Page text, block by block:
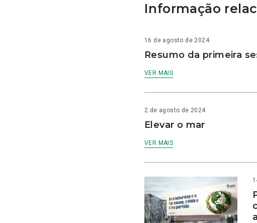
Informação
16 de agosto de 2024
Resumo da primeira
VER MAIS
2 de agosto de 2024
Elevar o mar
VER MAIS